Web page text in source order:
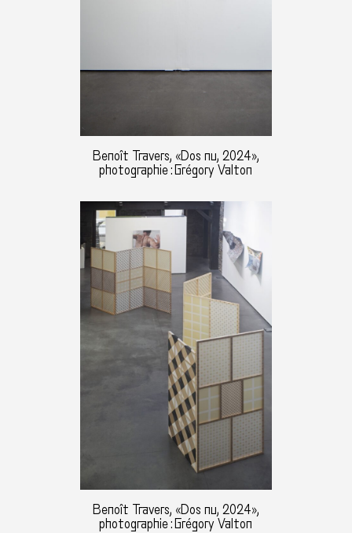
Benoît Travers, «Dos nu, 2024»,
photographie : Grégory Valton
Benoît Travers, «Dos nu, 2024»,
photographie : Grégory Valton